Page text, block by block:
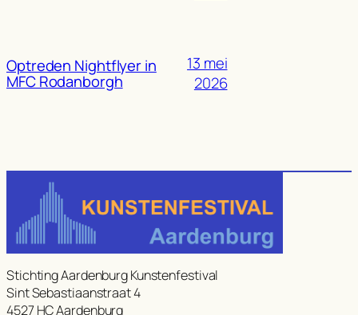
Optreden Nightflyer in
MFC Rodanborgh
13 mei
2026
Stichting Aardenburg Kunstenfestival
Sint Sebastiaanstraat 4
4527 HC Aardenburg